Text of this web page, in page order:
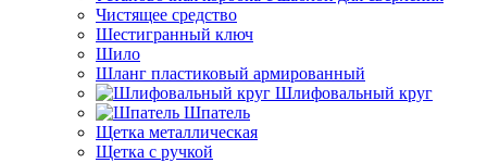
Чистящее средство
Шестигранный ключ
Шило
Шланг пластиковый армированный
Шлифовальный круг
Шпатель
Щетка металлическая
Щетка с ручкой